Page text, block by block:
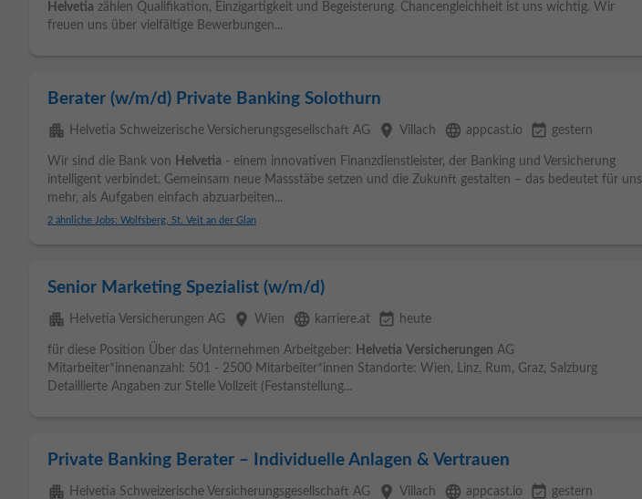
Helvetia zählen Qualifikation, Einzigartigkeit und Begeisterung. Chancengleichheit ist uns wichtig. Wir
freuen uns über vielfältige Bewerbungen...
Berater (w/m/d) Private Banking Solothurn
apartment Helvetia Schweizerische Versicherungsgesellschaft AG place Villach language appcast.io event_available gestern
Wir sind die Bank von Helvetia - einem innovativen Finanzdienstleister, der Banking und Versicherung
intelligent verbindet. Gemeinsam neue Massstäbe setzen und die Zukunft gestalten – das bedeutet für uns
mehr, als Aufgaben einfach abzuarbeiten...
2 ähnliche Jobs: Wolfsberg, St. Veit an der Glan
Senior Marketing Spezialist (w/m/d)
apartment Helvetia Versicherungen AG place Wien language karriere.at event_available heute
für diese Position Über das Unternehmen Arbeitgeber: Helvetia Versicherungen AG
Mitarbeiter*innenanzahl: 501 - 2500 Mitarbeiter*innen Standorte: Wien, Linz, Rum, Graz, Salzburg
Detaillierte Angaben zur Stelle Vollzeit (Festanstellung...
Private Banking Berater – Individuelle Anlagen & Vertrauen
apartment Helvetia Schweizerische Versicherungsgesellschaft AG place Villach language appcast.io event_available gestern